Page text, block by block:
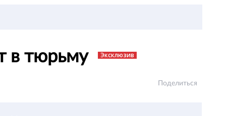
в тюрьму Эксклюзив
Поделиться